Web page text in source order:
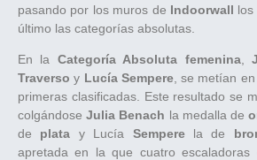
pasando por los muros de Indoorwall
último las categorías absolutas.
En la Categoría Absoluta femenina,
Traverso y Lucía Sempere, se metían
primeras clasificadas. Este resultado se
colgándoseJulia Benach la medalla de
de plata y Lucía Semperela de
apretada en la que cuatro escaladoras